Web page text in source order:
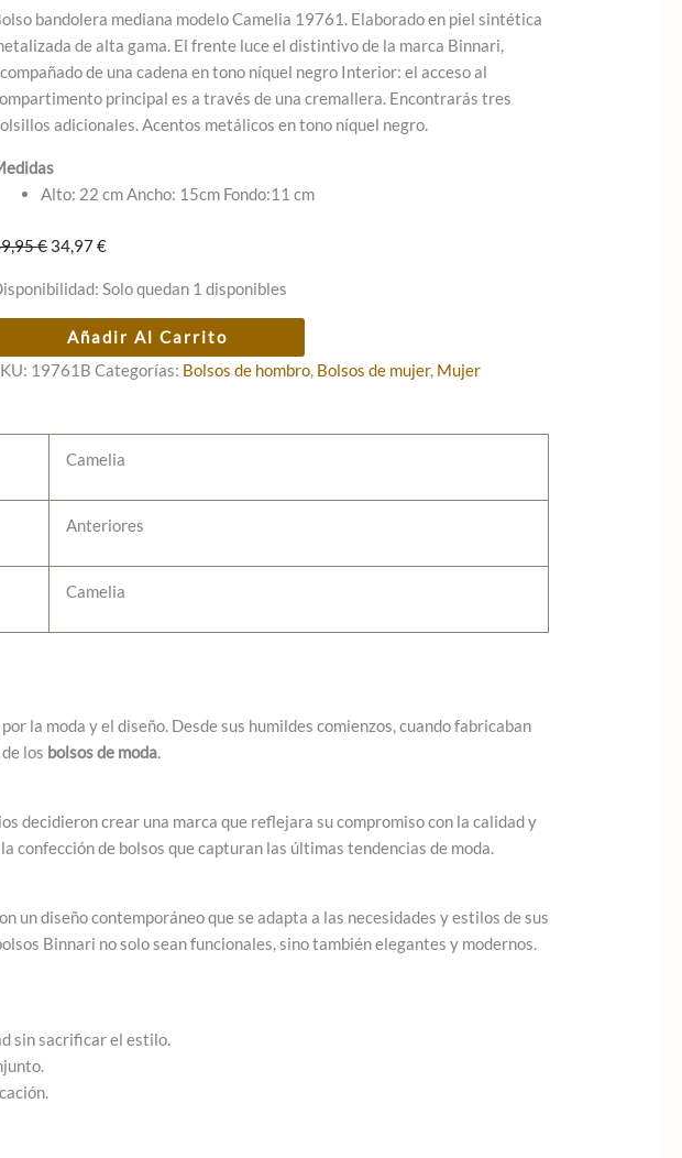
bandolera mediana modelo Camelia 19761. Elaborado en piel sintética
de alta gama. El frente luce el distintivo de la marca Binnari,
de una cadena en tono níquel negro Interior: el acceso al
principal es a través de una cremallera. Encontrarás tres
adicionales. Acentos metálicos en tono níquel negro.
Alto: 22 cm Ancho: 15cm Fondo:11 cm
€ El
original
era:
49,95 €.
34,97€El
actual
es:
34,97 €.
Solo quedan 1 disponibles
Añadir Al Carrito
19761B Categorías: Bolsos de hombro, Bolsos de mujer, Mujer
Camelia
Anteriores
Camelia
la moda y el diseño. Desde sus humildes comienzos, cuando fabricaban
los bolsos de moda.
decidieron crear una marca que reflejara su compromiso con la calidad y
confección de bolsos que capturan las últimas tendencias de moda.
un diseño contemporáneo que se adapta a las necesidades y estilos de sus
Binnari no solo sean funcionales, sino también elegantes y modernos.
sin sacrificar el estilo.